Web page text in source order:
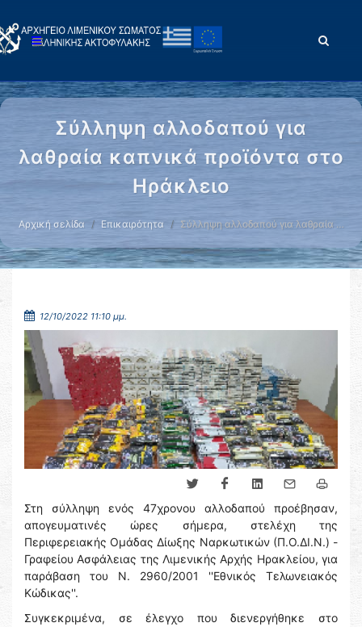
Σύλληψη αλλοδαπού για
λαθραία καπνικά προϊόντα στο
Ηράκλειο
Αρχική σελίδα Επικαιρότητα Σύλληψη αλλοδαπού για λαθραία …
12/10/2022 11:10 μμ.
Στη σύλληψη ενός 47χρονου αλλοδαπού προέβησαν,
απογευματινές ώρες σήμερα, στελέχη της
Περιφερειακής Ομάδας Δίωξης Ναρκωτικών (Π.Ο.ΔΙ.Ν.) -
Γραφείου Ασφάλειας της Λιμενικής Αρχής Ηρακλείου, για
παράβαση του Ν. 2960/2001 ''Εθνικός Τελωνειακός
Κώδικας''.
Συγκεκριμένα, σε έλεγχο που διενεργήθηκε στο